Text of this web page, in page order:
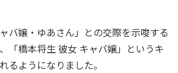
バ嬢・ゆあさん」との交際を示唆する
「橋本将生 彼女 キャバ嬢」というキ
るようになりました。